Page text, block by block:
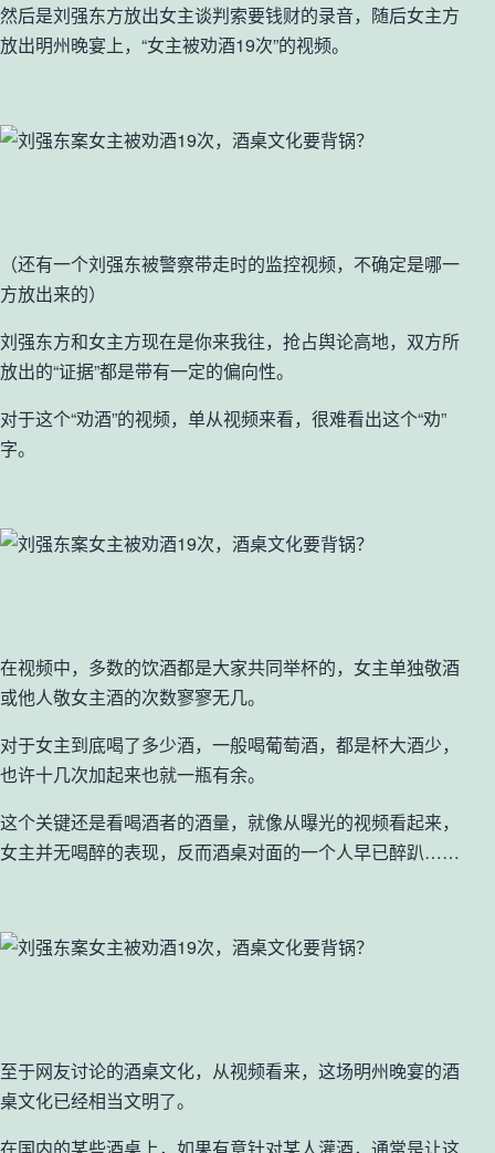
然后是刘强东方放出女主谈判索要钱财的录音，随后女主方
放出明州晚宴上，“女主被劝酒19次”的视频。
（还有一个刘强东被警察带走时的监控视频，不确定是哪一
方放出来的）
刘强东方和女主方现在是你来我往，抢占舆论高地，双方所
放出的“证据”都是带有一定的偏向性。
对于这个“劝酒”的视频，单从视频来看，很难看出这个“劝”
字。
在视频中，多数的饮酒都是大家共同举杯的，女主单独敬酒
或他人敬女主酒的次数寥寥无几。
对于女主到底喝了多少酒，一般喝葡萄酒，都是杯大酒少，
也许十几次加起来也就一瓶有余。
这个关键还是看喝酒者的酒量，就像从曝光的视频看起来，
女主并无喝醉的表现，反而酒桌对面的一个人早已醉趴……
至于网友讨论的酒桌文化，从视频看来，这场明州晚宴的酒
桌文化已经相当文明了。
在国内的某些酒桌上，如果有意针对某人灌酒，通常是让这